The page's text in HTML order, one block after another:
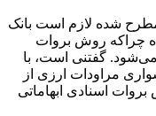
به ابهام مطرح شده لازم است بانک
چراکه روش بروات
می‌شود. گفتنی است، با
مراودات ارزی از
اسنادی ابهاماتی